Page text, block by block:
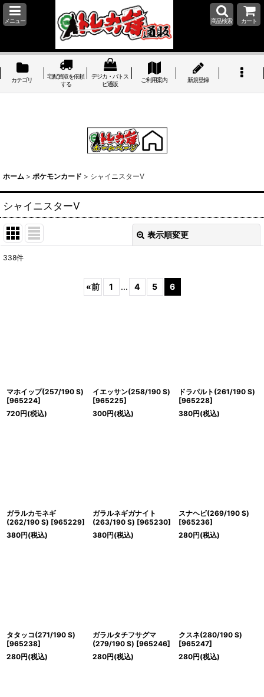
メニュー 商品検索 カート
カテゴリ
宅配買取を依頼
する
デジカ・バトス
ピ通販
ご利用案内 新規登録
ホーム > ポケモンカード > シャイニスターV
シャイニスターV
表示順変更
338件
«前 1 ... 4 5 6
マホイップ(257/190 S)
[965224]
720円(税込)
イエッサン(258/190 S)
[965225]
300円(税込)
ドラパルト(261/190 S)
[965228]
380円(税込)
ガラルカモネギ
(262/190 S) [965229]
380円(税込)
ガラルネギガナイト
(263/190 S) [965230]
380円(税込)
スナヘビ(269/190 S)
[965236]
280円(税込)
タタッコ(271/190 S)
[965238]
280円(税込)
ガラルタチフサグマ
(279/190 S) [965246]
280円(税込)
クスネ(280/190 S)
[965247]
280円(税込)